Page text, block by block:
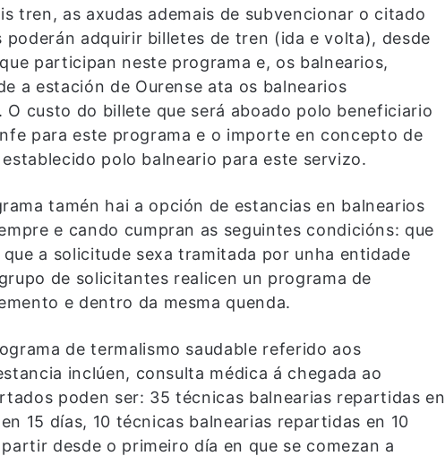
tren, as axudas ademais de subvencionar o citado
adquirir billetes de tren (ida e volta), desde
participan neste programa e, os balnearios,
a estación de Ourense ata os balnearios
O custo do billete que será aboado polo beneficiario
para este programa e o importe en concepto de
polo balneario para este servizo.
tamén hai a opción de estancias en balnearios
e cando cumpran as seguintes condicións: que
a solicitude sexa tramitada por unha entidade
de solicitantes realicen un programa de
e dentro da mesma quenda.
de termalismo saudable referido aos
inclúen, consulta médica á chegada ao
poden ser: 35 técnicas balnearias repartidas en
15 días, 10 técnicas balnearias repartidas en 10
desde o primeiro día en que se comezan a